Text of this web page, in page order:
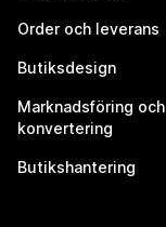
Order och leverans
Butiksdesign
Marknadsföring och
konvertering
Butikshantering